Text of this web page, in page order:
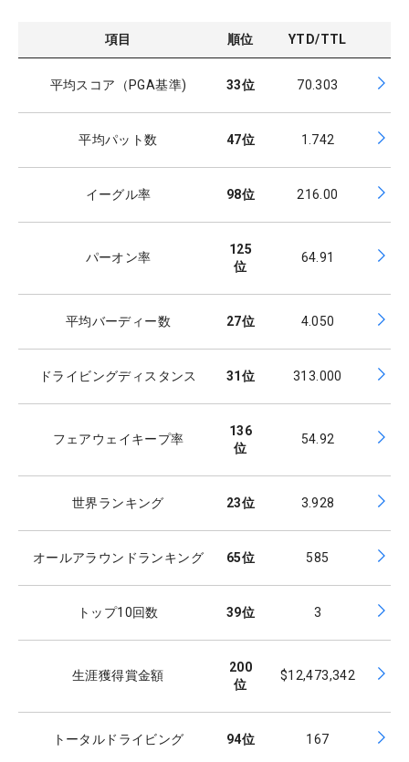
項目 順位 YTD/TTL
平均スコア（PGA基準) 33位 70.303
平均パット数 47位 1.742
イーグル率 98位 216.00
パーオン率
125
位
64.91
平均バーディー数 27位 4.050
ドライビングディスタンス 31位 313.000
フェアウェイキープ率
136
位
54.92
世界ランキング 23位 3.928
オールアラウンドランキング 65位 585
トップ10回数 39位 3
生涯獲得賞金額
200
位
$12,473,342
トータルドライビング 94位 167